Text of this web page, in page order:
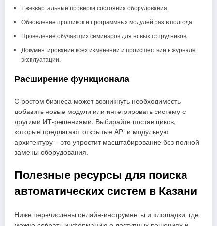
Ежеквартальные проверки состояния оборудования.
Обновление прошивок и программных модулей раз в полгода.
Проведение обучающих семинаров для новых сотрудников.
Документирование всех изменений и происшествий в журнале
эксплуатации.
Расширение функционала
С ростом бизнеса может возникнуть необходимость
добавить новые модули или интегрировать систему с
другими ИТ‑решениями. Выбирайте поставщиков,
которые предлагают открытые API и модульную
архитектуру – это упростит масштабирование без полной
замены оборудования.
Полезные ресурсы для поиска
автоматических систем в Казани
Ниже перечислены онлайн‑инструменты и площадки, где